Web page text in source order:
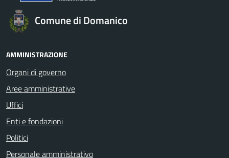
Comune di Domanico
AMMINISTRAZIONE
Organi di governo
Aree amministrative
Uffici
Enti e fondazioni
Politici
Personale amministrativo